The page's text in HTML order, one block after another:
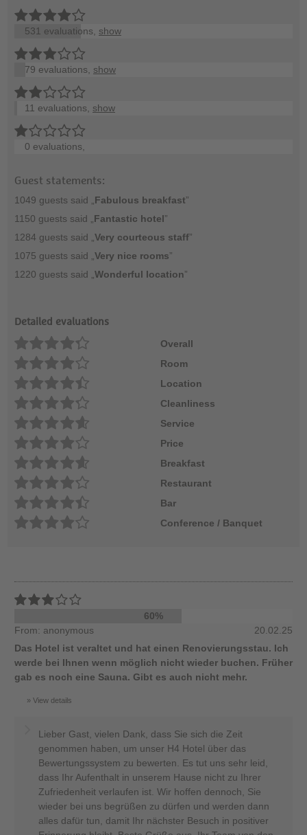
531 evaluations, show
79 evaluations, show
11 evaluations, show
0 evaluations,
Guest statements:
1049 guests said „ Fabulous breakfast”
1150 guests said „ Fantastic hotel”
1284 guests said „ Very courteous staff”
1075 guests said „ Very nice rooms”
1220 guests said „ Wonderful location”
Detailed evaluations
Overall
Room
Location
Cleanliness
Service
Price
Breakfast
Restaurant
Bar
Conference / Banquet
60%
From: anonymous
20.02.25
Das Hotel ist veraltet und hat einen Renovierungsstau. Ich
werde bei Ihnen wenn möglich nicht wieder buchen. Früher
gab es noch eine Sauna. Gibt es auch nicht mehr.
View details
Lieber Gast, vielen Dank, dass Sie sich die Zeit
genommen haben, um unser H4 Hotel über das
Bewertungssystem zu bewerten. Es tut uns sehr leid,
dass Ihr Aufenthalt in unserem Hause nicht zu Ihrer
Zufriedenheit verlaufen ist. Wir hoffen dennoch, Sie
wieder bei uns begrüßen zu dürfen und werden dann
alles dafür tun, damit Ihr nächster Besuch in positiver